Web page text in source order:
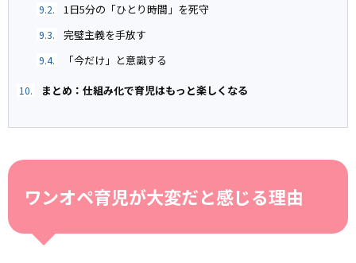
9.2. 1日5分の「ひとり時間」を死守
9.3. 完璧主義を手放す
9.4. 「今だけ」と意識する
10. まとめ：仕組み化で育児はもっと楽しくなる
ワンオペ育児が大変だと感じる理由